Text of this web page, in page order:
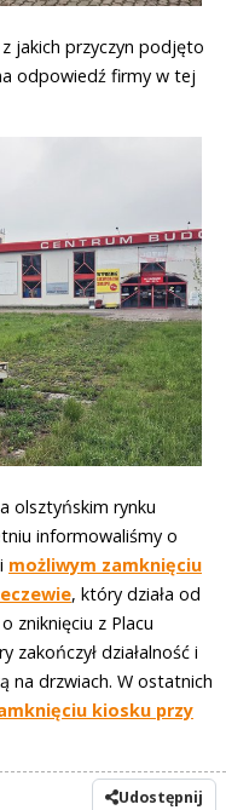
jakich przyczyn podjęto
odpowiedź firmy w tej
olsztyńskim rynku
informowaliśmy o
możliwym zamknięciu
, który działa od
zniknięciu z Placu
zakończył działalność i
na drzwiach. W ostatnich
kiosku przy
Udostępnij